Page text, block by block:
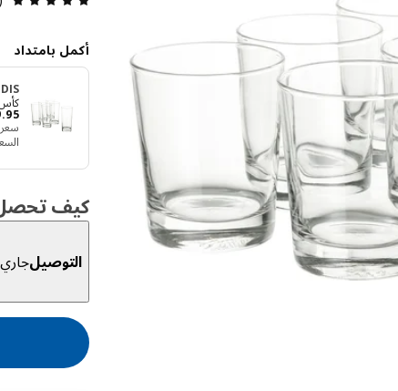
أكمل بامتداد
كأس, 40
.95
سعر
كيف تحصل
التوصيل